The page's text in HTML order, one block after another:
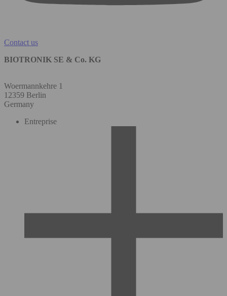
Contact us
BIOTRONIK SE & Co. KG
Woermannkehre 1
12359 Berlin
Germany
Entreprise